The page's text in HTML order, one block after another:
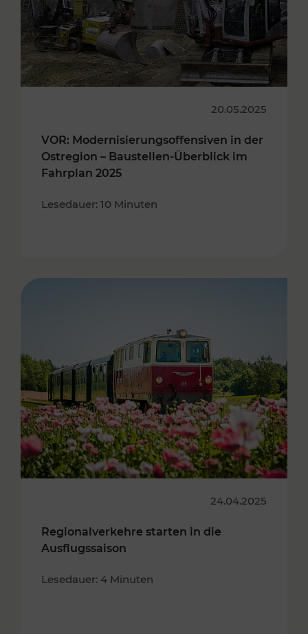
20.05.2025
VOR: Modernisierungsoffensiven in der
Ostregion – Baustellen-Überblick im
Fahrplan 2025
Lesedauer: 10 Minuten
24.04.2025
Regionalverkehre starten in die
Ausflugssaison
Lesedauer: 4 Minuten